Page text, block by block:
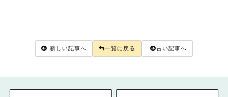
新しい記事へ 一覧に戻る 古い記事へ